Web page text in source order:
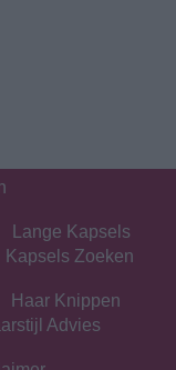
Lange Kapsels
Kapsels Zoeken
Haar Knippen
Advies